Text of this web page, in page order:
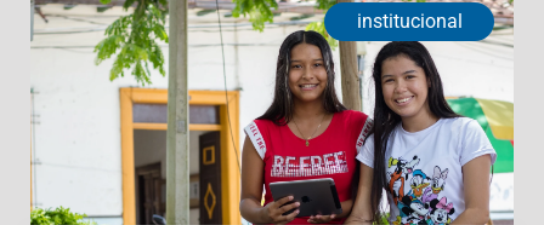
institucional